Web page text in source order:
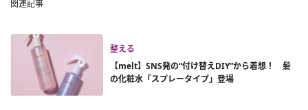
関連記事
整える
【melt】SNS発の“付け替えDIY”から着想！ 髪
の化粧水「スプレータイプ」登場